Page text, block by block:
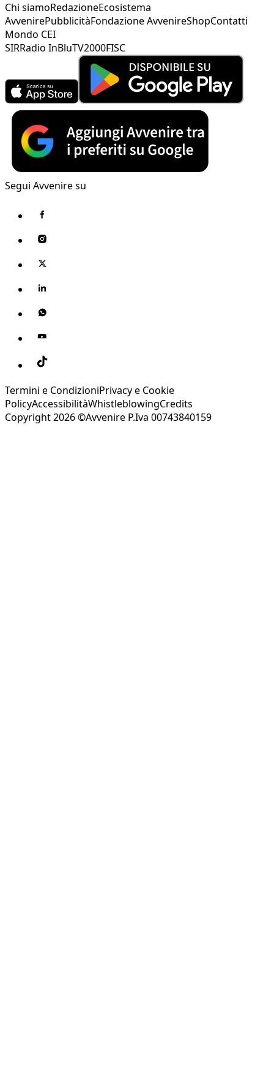
Chi siamoRedazioneEcosistema
AvvenirePubblicitàFondazione AvvenireShopContatti
Mondo CEI
SIRRadio InBluTV2000FISC
Segui Avvenire su
Termini e CondizioniPrivacy e Cookie
PolicyAccessibilitàWhistleblowingCredits
Copyright 2026 ©Avvenire P.Iva 00743840159